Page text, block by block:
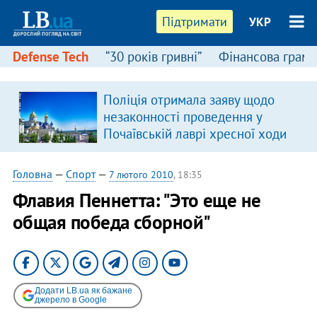
Підтримати УКР
Defense Tech “30 років гривні” Фінансова
Поліція отримала заяву щодо
незаконності проведення у
Почаївській лаврі хресної ходи
Головна — Спорт— 7 лютого 2010, 18:35
Флавия Пеннетта: "Это еще не
общая победа сборной"
Додати LB.ua як бажане
джерело в Google